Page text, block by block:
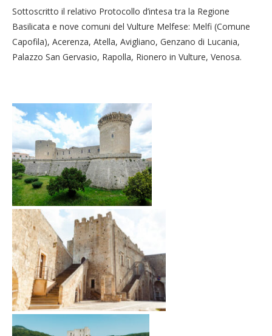
Sottoscritto il relativo Protocollo d’intesa tra la Regione
Basilicata e nove comuni del Vulture Melfese: Melfi (Comune
Capofila), Acerenza, Atella, Avigliano, Genzano di Lucania,
Palazzo San Gervasio, Rapolla, Rionero in Vulture, Venosa.